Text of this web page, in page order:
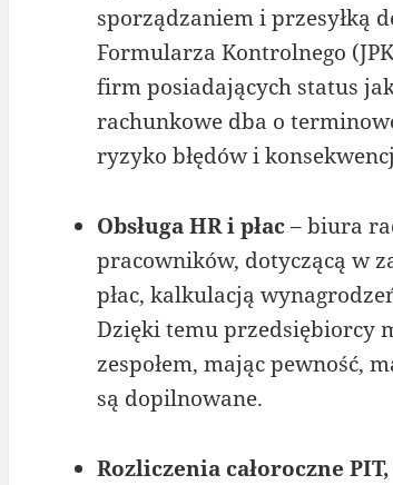
sporządzaniem i przesyłką
Formularza Kontrolnego
firm posiadających status
rachunkowe dba o
ryzyko błędów i
Obsługa HR i płac– biura
pracowników, dotyczącą w
płac, kalkulacją
Dzięki temu przedsiębiorcy
zespołem, mając pewność,
są dopilnowane.
Rozliczenia całoroczne